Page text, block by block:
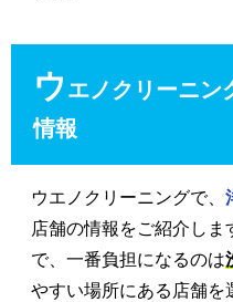
ウ エノクリーニン
情報
ウエノクリーニングで、
店舗の情報をご紹介しま
で、一番負担になるのは
やすい場所にある店舗を